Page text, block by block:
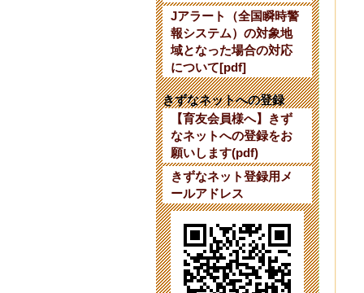
Jアラート（全国瞬時警
報システム）の対象地
域となった場合の対応
について[pdf]
きずなネットへの登録
【育友会員様へ】きず
なネットへの登録をお
願いします(pdf)
きずなネット登録用メ
ールアドレス